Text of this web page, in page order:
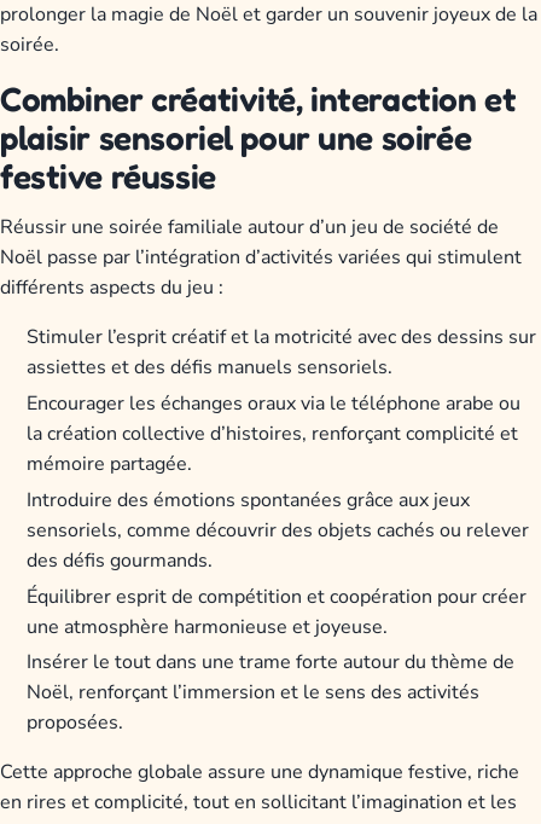
prolonger la magie de Noël et garder un souvenir joyeux de la
soirée.
Combiner créativité, interaction et
plaisir sensoriel pour une soirée
festive réussie
Réussir une soirée familiale autour d’un jeu de société de
Noël passe par l’intégration d’activités variées qui stimulent
différents aspects du jeu :
Stimuler l’esprit créatif et la motricité avec des dessins sur
assiettes et des défis manuels sensoriels.
Encourager les échanges oraux via le téléphone arabe ou
la création collective d’histoires, renforçant complicité et
mémoire partagée.
Introduire des émotions spontanées grâce aux jeux
sensoriels, comme découvrir des objets cachés ou relever
des défis gourmands.
Équilibrer esprit de compétition et coopération pour créer
une atmosphère harmonieuse et joyeuse.
Insérer le tout dans une trame forte autour du thème de
Noël, renforçant l’immersion et le sens des activités
proposées.
Cette approche globale assure une dynamique festive, riche
en rires et complicité, tout en sollicitant l’imagination et les